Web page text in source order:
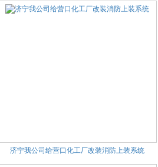
济宁我公司给营口化工厂改装消防上装系统